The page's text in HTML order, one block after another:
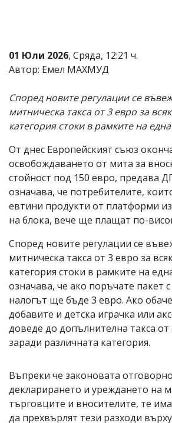
въвеждат
от
читателите
редакцията
не
носи
отговорност
тях!
Ако
откриете
обиден
за
вас
коментар,
моля
ни!
01 Юли 2026, Сряда, 12:21 ч.
Автор: Емел МАХМУД
Според новите регулации се
митническа такса от 3 евро за
категория стоки в рамките на
От днес Европейският съюз
освобождаването от мита за
стойност под 150 евро, предава
означава, че потребителите,
евтини продукти от платформи
на блока, вече ще плащат по-
Според новите регулации се
митническа такса от 3 евро за
категория стоки в рамките на
означава, че ако поръчате пакет
налогът ще бъде 3 евро. Ако
добавите и детска играчка или
доведе до допълнителна такса
заради различната категория.
Въпреки че законовата
декларирането и уреждането на
търговците и вносителите, те
да прехвърлят тези разходи